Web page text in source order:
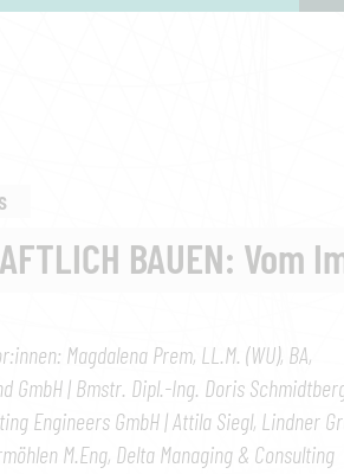
BAUEN:
Magdalena Prem, LL.M. (WU), BA,
GmbH | Bmstr. Dipl.-Ing. Doris
Engineers GmbH | Attila Siegl, Lindner
M.Eng, Delta Managing & Consulting